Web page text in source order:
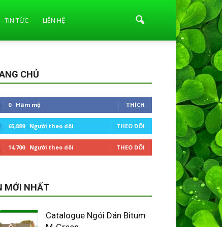
TIN TỨC LIÊN HỆ
CHỦ
0 Hâm mộ THÍCH
65,889 Người theo dõi THEO DÕI
14,700 Người theo dõi THEO DÕI
MỚI NHẤT
Catalogue Ngói Dán Bitum